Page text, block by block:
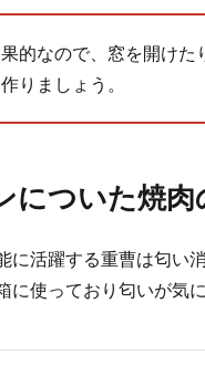
的なので、窓を開け
りましょう。
についた焼
に活躍する重曹は匂い
使っており匂いが気